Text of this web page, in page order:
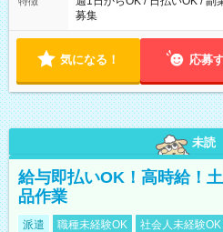
募集
気になる！ 応募
未読
給与即払いOK！高時給！
品作業
派遣 職種未経験OK 社会人未経験OK